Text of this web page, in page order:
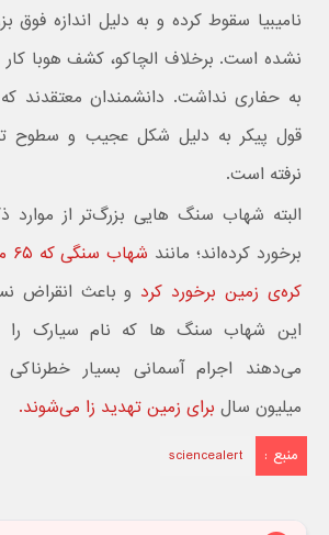
نامیبیا سقوط کرده و به دلیل اندازه فوق
نشده است. برخلاف الچاکو، کشف هوبا
به حفاری نداشت. دانشمندان معتقدند
قول پیکر به دلیل شکل عجیب و سطوح
نرفته است.
البته شهاب ‌سنگ هایی بزرگ‌تر از موارد
برخورد کرده‌اند؛ مانند
کره‌ی زمین برخورد کرد و باعث انقراض
این شهاب سنگ ها که نام سیارک را
می‌دهند اجرام آسمانی بسیار
میلیون سال برای زمین تهدید زا می‌شوند.
منبع : sciencealert